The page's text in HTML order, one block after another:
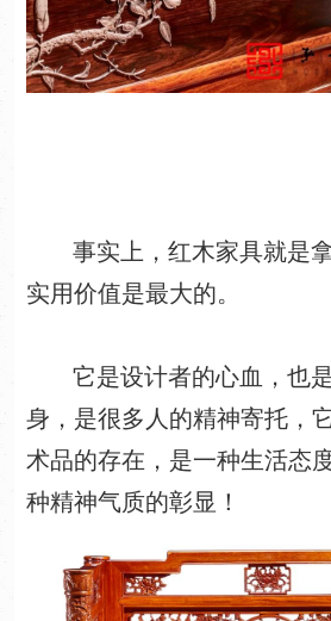
事实上，红木家具就是
实用价值是最大的。
它是设计者的心血，也
身，是很多人的精神寄托，
术品的存在，是一种生活态
种精神气质的彰显！